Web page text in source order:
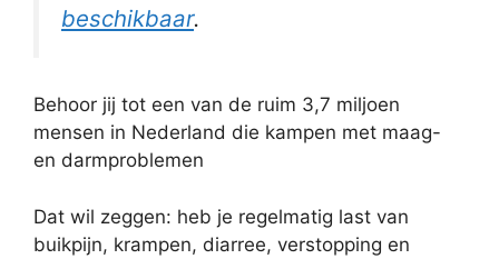
beschikbaar.
Behoor jij tot een van de ruim 3,7 miljoen
mensen in Nederland die kampen met maag-
en darmproblemen
Dat wil zeggen: heb je regelmatig last van
buikpijn, krampen, diarree, verstopping en